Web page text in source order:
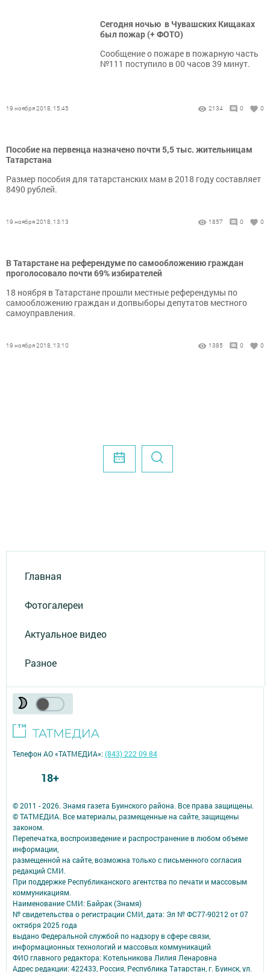
Сегодня ночью в Чувашских Кищаках
был пожар (+ ФОТО)
Сообщение о пожаре в пожарную часть
№111 поступило в 00 часов 39 минут.
19 ноября 2018, 15:45 2134 0 0
Пособие на первенца назначено почти 5,5 тыс. жительницам
Татарстана
Размер пособия для татарстанских мам в 2018 году составляет
8490 рублей.
19 ноября 2018, 13:13 1857 0 0
В Татарстане на референдуме по самообложению граждан
проголосовало почти 69% избирателей
18 ноября в Татарстане прошли местные референдумы по
самообложению граждан и допвыборы депутатов местного
самоуправления.
19 ноября 2018, 13:10 1385 0 0
Главная
Фотогалереи
Актуальное видео
Разное
© 2011 - 2026. Знамя газета Буинского района. Все права защищены.
© ТАТМЕДИА. Все материалы, размещенные на сайте, защищены
законом.
Перепечатка, воспроизведение и распространение в любом объеме
информации,
размещенной на сайте, возможна только с письменного согласия
редакций СМИ.
При поддержке Республиканского агентства по печати и массовым
коммуникациям.
Наименование СМИ: Байрак (Знамя)
№ свидетельства о регистрации СМИ, дата: Эл № ФС77-90212 от 07
октября 2025 года
выдано Федеральной службой по надзору в сфере связи,
информационных технологий и массовых коммуникаций
ФИО главного редактора: Котельникова Лилия Ленаровна
Адрес редакции: 422433, Россия, Республика Татарстан, г. Буинск, ул.
Телефон АО «ТАТМЕДИА»:(843) 222 09 84
18+